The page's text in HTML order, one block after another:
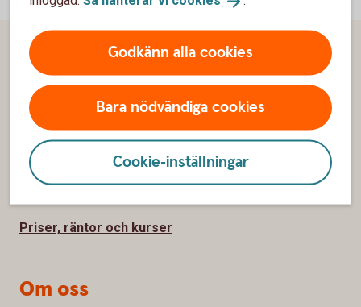
Godkänn alla cookies
Bara nödvändiga cookies
Cookie-inställningar
Sidfot
Hitta snabbt
Kontakta oss
Spärrhjälp
Hitta bankkontor
Priser, räntor och kurser
Om oss